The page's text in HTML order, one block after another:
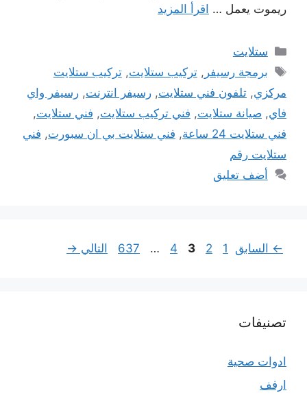
ريموت يعمل … اقرأ المزيد
التصنيفات
ستلايت
الوسوم
برمجة رسيفر ,تركيب ستلايت,تركيب ستلايت
مركزي, تلفون فني ستلايت, رسيفر انترنت, رسيفر واي
فاي, صيانة ستلايت, فني تركيب ستلايت, فني ستلايت,
فني ستلايت 24 ساعة
, فني ستلايت بي ان سبورت, فني
ستلايت رقم
أضف تعليق
← السابق Page
1
Page
2
Page
3
Page
4
…
Page
637 التالي →
تصنيفات
ادوات صحية
ارفف